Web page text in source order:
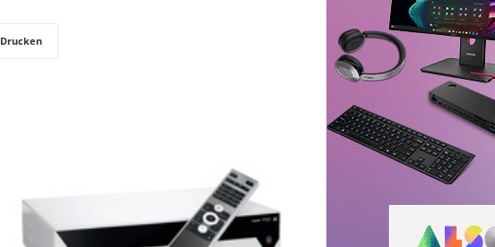
Drucken